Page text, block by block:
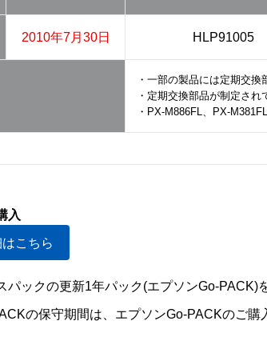
2010年7月30日 HLP91005
・一部の製品には定期交換
・定期交換部品が制定さ
・PX-M886FL、PX-
入
こちら
パックの更新1年パック(エプソンGo-PACK)
の保守期間は、エプソンGo-PACKのご